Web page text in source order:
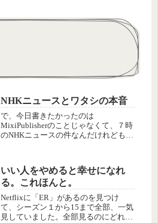
NHKニュースとワタシの本音
で、今日書きたかったのは
MixiPublisherのことじゃなくて、７時
のNHKニュースの件なんだけれども
目覚ましかけて７時ちょっと前に起き
て、テレビをつけたらNHKの...
いい人をやめると幸せになれ
る。これほんと。
Netflixに「ER」があるのを見つけ
て、シーズン１から15まで全部、一気
見していました。全部見るのにどれく